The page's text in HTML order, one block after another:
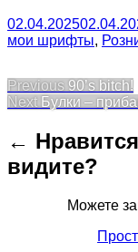
02.04.2025
мои шрифты,
Post
navigation
Previous Previous
post:
90’s bitch!
Next Next
Булки –
←
видите?
Можете